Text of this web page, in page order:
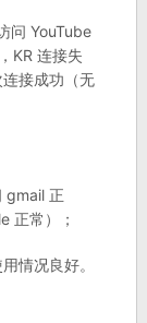
问 YouTube
KR 连接失
接成功（无
gmail 正
正常）；
情况良好。